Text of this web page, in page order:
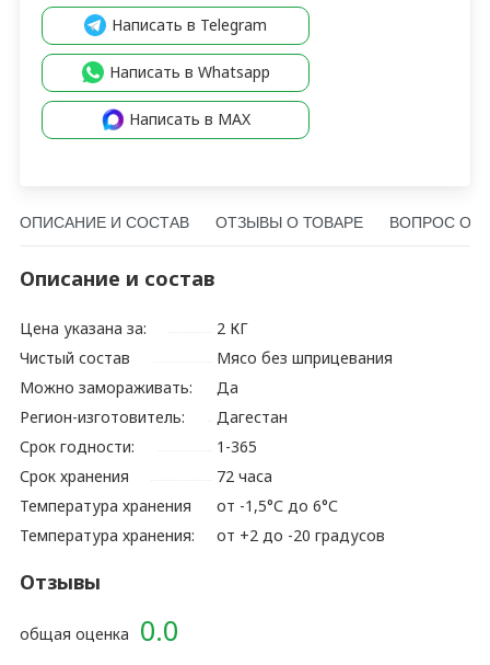
Написать в Telegram
Написать в Whatsapp
Написать в MAX
ОПИСАНИЕ И СОСТАВ ОТЗЫВЫ О ТОВАРЕ ВОПРОС О
Описание и состав
Цена указана за:
2 КГ
Чистый состав
Мясо без шприцевания
Можно замораживать:
Да
Регион-изготовитель:
Дагестан
Срок годности:
1-365
Срок хранения
72 часа
Температура хранения
от -1,5°С до 6°С
Температура хранения:
от +2 до -20 градусов
Отзывы
0.0
общая оценка